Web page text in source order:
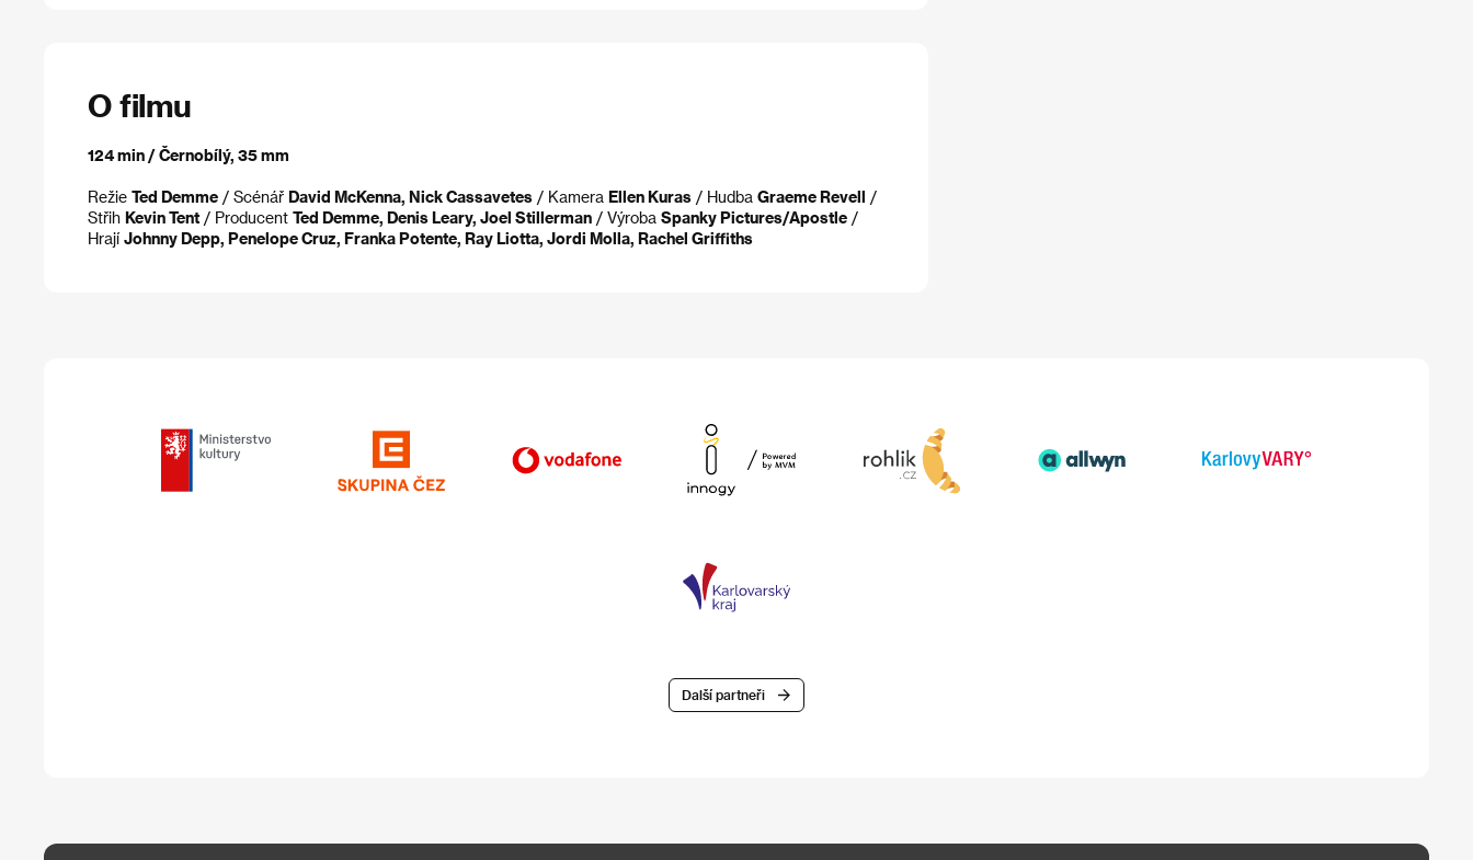
O filmu
124 min / Černobílý, 35 mm
Režie Ted Demme / Scénář David McKenna, Nick Cassavetes / Kamera Ellen Kuras / Hudba Graeme Revell /
Střih Kevin Tent / Producent Ted Demme, Denis Leary, Joel Stillerman / Výroba Spanky Pictures/Apostle /
Hrají Johnny Depp, Penelope Cruz, Franka Potente, Ray Liotta, Jordi Molla, Rachel Griffiths
Další partneři